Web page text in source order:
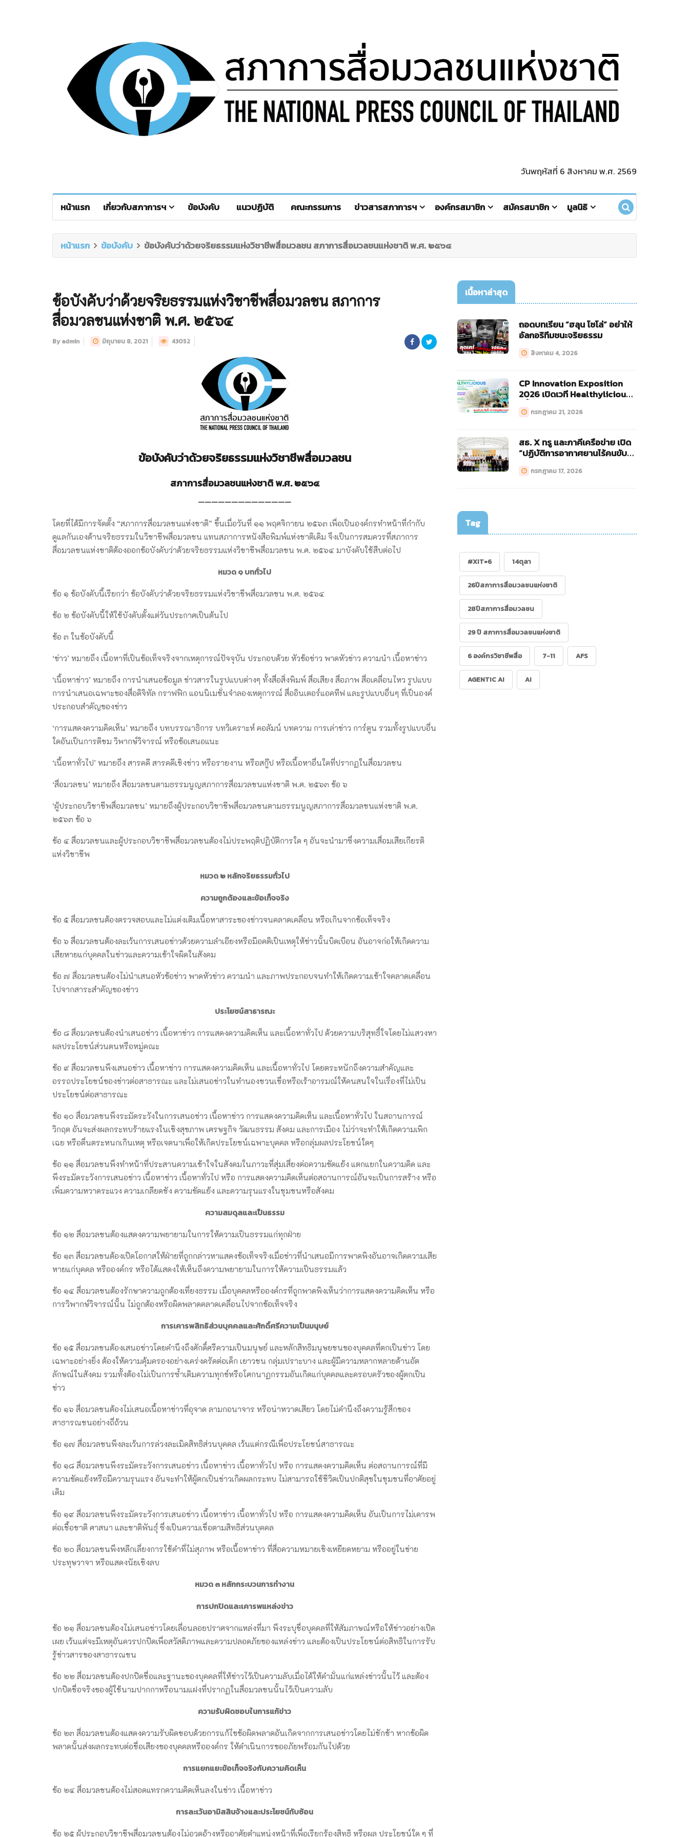
วันพฤหัสที่ 6 สิงหาคม พ.ศ. 2569
หน้าแรก เกี่ยวกับสภาการฯ ข้อบังคับ แนวปฏิบัติ คณะกรรมการ ข่าวสารสภาการฯ องค์กรสมาชิก สมัครสมาชิก มูลนิธิ
หน้าแรก ข้อบังคับ ข้อบังคับว่าด้วยจริยธรรมแห่งวิชาชีพสื่อมวลชน สภาการสื่อมวลชนแห่งชาติ พ.ศ. ๒๕๖๔
ข้อบังคับว่าด้วยจริยธรรมแห่งวิชาชีพสื่อมวลชน สภาการ
สื่อมวลชนแห่งชาติ พ.ศ. ๒๕๖๔
By admin มิถุนายน 8, 2021 43052
ข้อบังคับว่าด้วยจริยธรรมแห่งวิชาชีพสื่อมวลชน
สภาการสื่อมวลชนแห่งชาติ พ.ศ. ๒๕๖๔
——————————————
โดยที่ได้มีการจัดตั้ง “สภาการสื่อมวลชนแห่งชาติ” ขึ้นเมื่อวันที่ ๑๑ พฤศจิกายน ๒๕๖๓ เพื่อเป็นองค์กรทำหน้าที่กำกับ
ดูแลกันเองด้านจริยธรรมในวิชาชีพสื่อมวลชน แทนสภาการหนังสือพิมพ์แห่งชาติเดิม จึงเป็นการสมควรที่สภาการ
สื่อมวลชนแห่งชาติต้องออกข้อบังคับว่าด้วยจริยธรรมแห่งวิชาชีพสื่อมวลชน พ.ศ. ๒๕๖๔ มาบังคับใช้สืบต่อไป
หมวด ๑บททั่วไป
ข้อ ๑ ข้อบังคับนี้เรียกว่า ข้อบังคับว่าด้วยจริยธรรมแห่งวิชาชีพสื่อมวลชน พ.ศ. ๒๕๖๔
ข้อ ๒ ข้อบังคับนี้ให้ใช้บังคับตั้งแต่วันประกาศเป็นต้นไป
ข้อ ๓ ในข้อบังคับนี้
‘ข่าว’ หมายถึง เนื้อหาที่เป็นข้อเท็จจริงจากเหตุการณ์ปัจจุบัน ประกอบด้วย หัวข้อข่าว พาดหัวข่าว ความนำ เนื้อหาข่าว
‘เนื้อหาข่าว’ หมายถึง การนำเสนอข้อมูล ข่าวสารในรูปแบบต่างๆ ทั้งสื่อสิ่งพิมพ์ สื่อเสียง สื่อภาพ สื่อเคลื่อนไหว รูปแบบ
การนำเสนอเฉพาะของสื่อดิจิทัล กราฟฟิก แอนนิเมชั่นจำลองเหตุการณ์ สื่ออินเตอร์แอคทีฟ และรูปแบบอื่นๆ ที่เป็นองค์
ประกอบสำคัญของข่าว
‘การแสดงความคิดเห็น’ หมายถึง บทบรรณาธิการ บทวิเคราะห์ คอลัมน์ บทความ การเล่าข่าว การ์ตูน รวมทั้งรูปแบบอื่น
ใดอันเป็นการติชม วิพากษ์วิจารณ์ หรือข้อเสนอแนะ
‘เนื้อหาทั่วไป’ หมายถึง สารคดี สารคดีเชิงข่าว หรือรายงาน หรือสกู๊ป หรือเนื้อหาอื่นใดที่ปรากฏในสื่อมวลชน
‘สื่อมวลชน’ หมายถึง สื่อมวลชนตามธรรมนูญสภาการสื่อมวลชนแห่งชาติ พ.ศ. ๒๕๖๓ ข้อ ๖
‘ผู้ประกอบวิชาชีพสื่อมวลชน’ หมายถึงผู้ประกอบวิชาชีพสื่อมวลชนตามธรรมนูญสภาการสื่อมวลชนแห่งชาติ พ.ศ.
๒๕๖๓ ข้อ ๖
ข้อ ๔ สื่อมวลชนและผู้ประกอบวิชาชีพสื่อมวลชนต้องไม่ประพฤติปฏิบัติการใด ๆ อันจะนำมาซึ่งความเสื่อมเสียเกียรติ
แห่งวิชาชีพ
หมวด ๒ หลักจริยธรรมทั่วไป
ความถูกต้องและข้อเท็จจริง
ข้อ ๕ สื่อมวลชนต้องตรวจสอบและไม่แต่งเติมเนื้อหาสาระของข่าวจนคลาดเคลื่อน หรือเกินจากข้อเท็จจริง
ข้อ ๖ สื่อมวลชนต้องละเว้นการเสนอข่าวด้วยความลำเอียงหรือมีอคติเป็นเหตุให้ข่าวนั้นบิดเบือน อันอาจก่อให้เกิดความ
เสียหายแก่บุคคลในข่าวและความเข้าใจผิดในสังคม
ข้อ ๗ สื่อมวลชนต้องไม่นำเสนอหัวข้อข่าว พาดหัวข่าว ความนำ และภาพประกอบจนทำให้เกิดความเข้าใจคลาดเคลื่อน
ไปจากสาระสำคัญของข่าว
ประโยชน์สาธารณะ
ข้อ ๘ สื่อมวลชนต้องนำเสนอข่าว เนื้อหาข่าว การแสดงความคิดเห็น และเนื้อหาทั่วไป ด้วยความบริสุทธิ์ใจโดยไม่แสวงหา
ผลประโยชน์ส่วนตนหรือหมู่คณะ
ข้อ ๙ สื่อมวลชนพึงเสนอข่าว เนื้อหาข่าว การแสดงความคิดเห็น และเนื้อหาทั่วไป โดยตระหนักถึงความสำคัญและ
อรรถประโยชน์ของข่าวต่อสาธารณะ และไม่เสนอข่าวในทำนองชวนเชื่อหรือเร้าอารมณ์ให้คนสนใจในเรื่องที่ไม่เป็น
ประโยชน์ต่อสาธารณะ
ข้อ ๑๐ สื่อมวลชนพึงระมัดระวังในการเสนอข่าว เนื้อหาข่าว การแสดงความคิดเห็น และเนื้อหาทั่วไป ในสถานการณ์
วิกฤต อันจะส่งผลกระทบร้ายแรงในเชิงสุขภาพ เศรษฐกิจ วัฒนธรรม สังคม และการเมือง ไม่ว่าจะทำให้เกิดความเพิก
เฉย หรือตื่นตระหนกเกินเหตุ หรือเจตนาเพื่อให้เกิดประโยชน์เฉพาะบุคคล หรือกลุ่มผลประโยชน์ใดๆ
ข้อ ๑๑ สื่อมวลชนพึงทำหน้าที่ประสานความเข้าใจในสังคมในภาวะที่สุ่มเสี่ยงต่อความขัดแย้ง แตกแยกในความคิด และ
พึงระมัดระวังการเสนอข่าว เนื้อหาข่าว เนื้อหาทั่วไป หรือ การแสดงความคิดเห็นต่อสถานการณ์อันจะเป็นการสร้าง หรือ
เพิ่มความหวาดระแวง ความเกลียดชัง ความขัดแย้ง และความรุนแรงในชุมชนหรือสังคม
ความสมดุลและเป็นธรรม
ข้อ ๑๒ สื่อมวลชนต้องแสดงความพยายามในการให้ความเป็นธรรมแก่ทุกฝ่าย
ข้อ ๑๓ สื่อมวลชนต้องเปิดโอกาสให้ฝ่ายที่ถูกกล่าวหาแสดงข้อเท็จจริงเมื่อข่าวที่นำเสนอมีการพาดพิงอันอาจเกิดความเสีย
หายแก่บุคคล หรือองค์กร หรือได้แสดงให้เห็นถึงความพยายามในการให้ความเป็นธรรมแล้ว
ข้อ ๑๔ สื่อมวลชนต้องรักษาความถูกต้องเที่ยงธรรม เมื่อบุคคลหรือองค์กรที่ถูกพาดพิงเห็นว่าการแสดงความคิดเห็น หรือ
การวิพากษ์วิจารณ์นั้น ไม่ถูกต้องหรือผิดพลาดคลาดเคลื่อนไปจากข้อเท็จจริง
การเคารพสิทธิส่วนบุคคลและศักดิ์ศรีความเป็นมนุษย์
ข้อ ๑๕ สื่อมวลชนต้องเสนอข่าวโดยคำนึงถึงศักดิ์ศรีความเป็นมนุษย์ และหลักสิทธิมนุษยชนของบุคคลที่ตกเป็นข่าว โดย
เฉพาะอย่างยิ่ง ต้องให้ความคุ้มครองอย่างเคร่งครัดต่อเด็ก เยาวชน กลุ่มเปราะบาง และผู้มีความหลากหลายด้านอัต
ลักษณ์ในสังคม รวมทั้งต้องไม่เป็นการซ้ำเติมความทุกข์หรือโศกนาฏกรรมอันเกิดแก่บุคคลและครอบครัวของผู้ตกเป็น
ข่าว
ข้อ ๑๖ สื่อมวลชนต้องไม่เสนอเนื้อหาข่าวที่อุจาด ลามกอนาจาร หรือน่าหวาดเสียว โดยไม่คำนึงถึงความรู้สึกของ
สาธารณชนอย่างถี่ถ้วน
ข้อ ๑๗ สื่อมวลชนพึงละเว้นการล่วงละเมิดสิทธิส่วนบุคคล เว้นแต่กรณีเพื่อประโยชน์สาธารณะ
ข้อ ๑๘ สื่อมวลชนพึงระมัดระวังการเสนอข่าว เนื้อหาข่าว เนื้อหาทั่วไป หรือ การแสดงความคิดเห็น ต่อสถานการณ์ที่มี
ความขัดแย้งหรือมีความรุนแรง อันจะทำให้ผู้ตกเป็นข่าวเกิดผลกระทบ ไม่สามารถใช้ชีวิตเป็นปกติสุขในชุมชนที่อาศัยอยู่
เดิม
ข้อ ๑๙ สื่อมวลชนพึงระมัดระวังการเสนอข่าว เนื้อหาข่าว เนื้อหาทั่วไป หรือ การแสดงความคิดเห็น อันเป็นการไม่เคารพ
ต่อเชื้อชาติ ศาสนา และชาติพันธุ์ ซึ่งเป็นความเชื่อตามสิทธิส่วนบุคคล
ข้อ ๒๐ สื่อมวลชนพึงหลีกเลี่ยงการใช้คำที่ไม่สุภาพ หรือเนื้อหาข่าว ที่สื่อความหมายเชิงเหยียดหยาม หรืออยู่ในข่าย
ประทุษวาจา หรือแสดงนัยเชิงลบ
หมวด ๓ หลักกระบวนการทำงาน
การปกปิดและเคารพแหล่งข่าว
ข้อ ๒๑ สื่อมวลชนต้องไม่เสนอข่าวโดยเลื่อนลอยปราศจากแหล่งที่มา พึงระบุชื่อบุคคลที่ให้สัมภาษณ์หรือให้ข่าวอย่างเปิด
เผย เว้นแต่จะมีเหตุอันควรปกปิดเพื่อสวัสดิภาพและความปลอดภัยของแหล่งข่าว และต้องเป็นประโยชน์ต่อสิทธิในการรับ
รู้ข่าวสารของสาธารณชน
ข้อ ๒๒ สื่อมวลชนต้องปกปิดชื่อและฐานะของบุคคลที่ให้ข่าวไว้เป็นความลับเมื่อได้ให้คำมั่นแก่แหล่งข่าวนั้นไว้ และต้อง
ปกปิดชื่อจริงของผู้ใช้นามปากกาหรือนามแฝงที่ปรากฏในสื่อมวลชนนั้นไว้เป็นความลับ
ความรับผิดชอบในการแก้ข่าว
ข้อ ๒๓ สื่อมวลชนต้องแสดงความรับผิดชอบด้วยการแก้ไขข้อผิดพลาดอันเกิดจากการเสนอข่าวโดยไม่ชักช้า หากข้อผิด
พลาดนั้นส่งผลกระทบต่อชื่อเสียงของบุคคลหรือองค์กร ให้ดำเนินการขออภัยพร้อมกันไปด้วย
การแยกแยะข้อเท็จจริงกับความคิดเห็น
ข้อ ๒๔ สื่อมวลชนต้องไม่สอดแทรกความคิดเห็นลงในข่าว เนื้อหาข่าว
การละเว้นอามิสสินจ้างและประโยชน์ทับซ้อน
ข้อ ๒๕ ผู้ประกอบวิชาชีพสื่อมวลชนต้องไม่อวดอ้างหรืออาศัยตำแหน่งหน้าที่เพื่อเรียกร้องสิทธิ หรือผล ประโยชน์ใด ๆ ที่
เนื้อหาล่าสุด
ถอดบทเรียน “ฮลุน โซโล่” อย่าให้
อัลกอริทึมชนะจริยธรรม
สิงหาคม 4, 2026
CP Innovation Exposition
2026 เปิดเวที Healthylicious
กรกฎาคม 21, 2026
สธ. X ทรู และภาคีเครือข่าย เปิด
“ปฏิบัติการอากาศยานไร้คนขับ
กรกฎาคม 17, 2026
Tag
#XIT=6 14ตุลา
26ปีสภาการสื่อมวลชนแห่งชาติ
28ปีสภาการสื่อมวลชน
29 ปี สภาการสื่อมวลชนแห่งชาติ
6 องค์กรวิชาชีพสื่อ 7-11 AFS
AGENTIC AI AI